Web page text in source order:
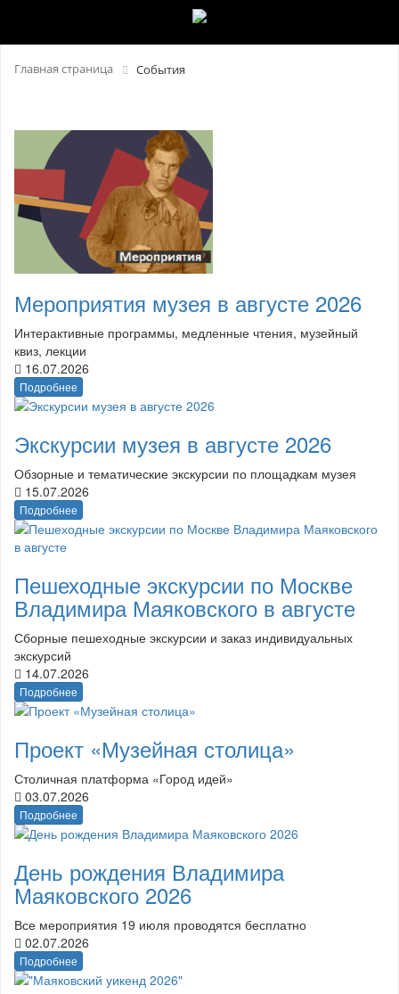
Главная страница События
Мероприятия музея в августе 2026
Интерактивные программы, медленные чтения, музейный
квиз, лекции
16.07.2026
Подробнее
Экскурсии музея в августе 2026
Обзорные и тематические экскурсии по площадкам музея
15.07.2026
Подробнее
Пешеходные экскурсии по Москве
Владимира Маяковского в августе
Сборные пешеходные экскурсии и заказ индивидуальных
экскурсий
14.07.2026
Подробнее
Проект «Музейная столица»
Столичная платформа «Город идей»
03.07.2026
Подробнее
День рождения Владимира
Маяковского 2026
Все мероприятия 19 июля проводятся бесплатно
02.07.2026
Подробнее